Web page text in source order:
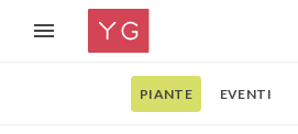
PIANTE EVENTI